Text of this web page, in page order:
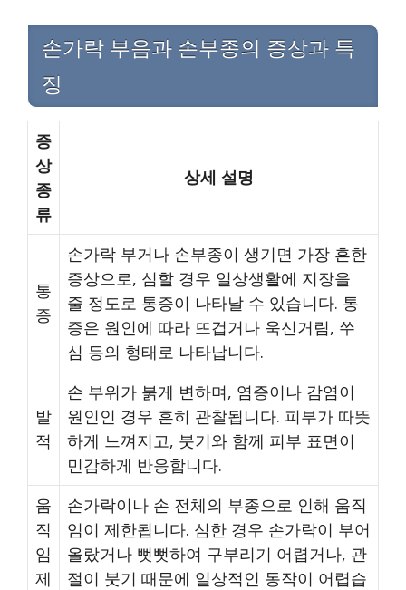
손가락 부음과 손부종의 증상과 특
징
증
상
종
류
상세 설명
통
증
손가락 부거나 손부종이 생기면 가장 흔한
증상으로, 심할 경우 일상생활에 지장을
줄 정도로 통증이 나타날 수 있습니다. 통
증은 원인에 따라 뜨겁거나 욱신거림, 쑤
심 등의 형태로 나타납니다.
발
적
손 부위가 붉게 변하며, 염증이나 감염이
원인인 경우 흔히 관찰됩니다. 피부가 따뜻
하게 느껴지고, 붓기와 함께 피부 표면이
민감하게 반응합니다.
움
직
임
제
손가락이나 손 전체의 부종으로 인해 움직
임이 제한됩니다. 심한 경우 손가락이 부어
올랐거나 뻣뻣하여 구부리기 어렵거나, 관
절이 붓기 때문에 일상적인 동작이 어렵습